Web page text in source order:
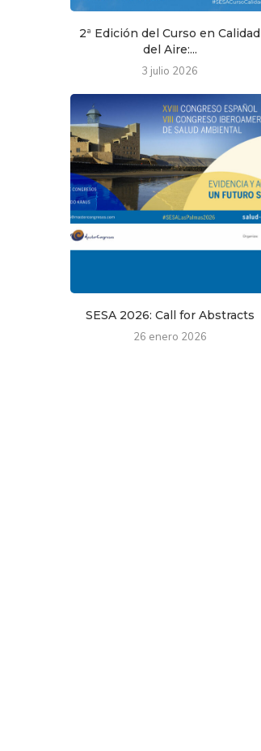
2ª Edición del Curso en Calidad
del Aire:...
3 julio 2026
SESA 2026: Call for Abstracts
26 enero 2026